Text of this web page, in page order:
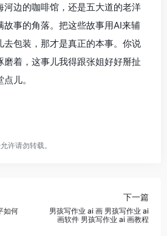
河边的咖啡馆，还是五大道的老洋
故事的角落。把这些故事用AI来辅
去包装，那才是真正的本事。你说
磨着，这事儿我得跟张姐好好掰扯
儿。
许请勿转载。
如何
下一篇
男孩写作业 ai 画 男孩写作业 ai
画软件 男孩写作业 ai 画教程